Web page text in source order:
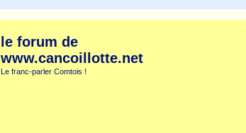
le forum de
www.cancoillotte.net
Le franc-parler Comtois !